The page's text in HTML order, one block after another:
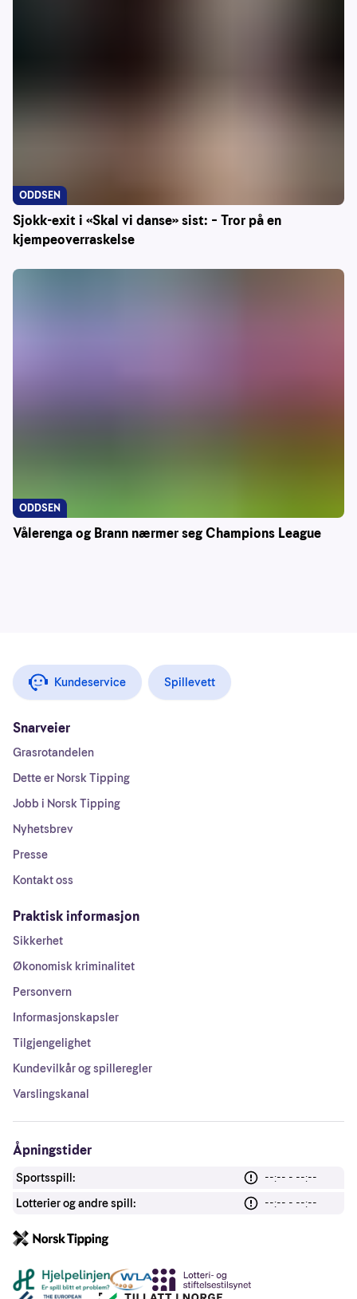
Sjokk-exit i «Skal vi danse» sist: – Tror på en
kjempeoverraskelse
ODDSEN
Vålerenga og Brann nærmer seg Champions League
ODDSEN
Kundeservice Spillevett
Snarveier
Grasrotandelen
Dette er Norsk Tipping
Jobb i Norsk Tipping
Nyhetsbrev
Presse
Kontakt oss
Praktisk informasjon
Sikkerhet
Økonomisk kriminalitet
Personvern
Informasjonskapsler
Tilgjengelighet
Kundevilkår og spilleregler
Varslingskanal
Åpningstider
Sportsspill:
--:-- - --:--
Lotterier og andre spill:
--:-- - --:--
Andre lenker